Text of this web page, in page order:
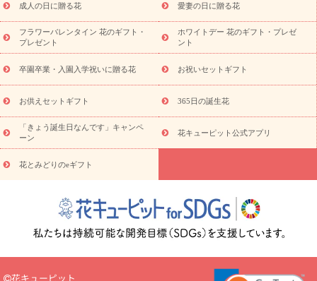
蘭・花鉢
ミディ胡蝶蘭・お祝い ミディ胡蝶蘭・お供え
の青色胡蝶蘭
観葉植物 観葉植物 産直多肉植物
プリザーブ
ドフラワー
お祝い お供え・お悔やみ 花とセットギフト
ミオーダー
プチギフト（hanamore -ハナモア-）
花とみどりの
eギフト
花キューピットのeGfit カラー ピンク
レンジ
レッド お花の種類 バラ ユリ トルコキキョウ
予
算から探す
お祝い お祝い・3000円～ お祝い・
お祝い・5000円～ お祝い・7000円～ お祝い・10000円～
お供え・お悔やみ
お供え・お悔やみ・3000円～
お供え・お
悔やみ・5000円～ お供え・お悔やみ・7000円～
お供え・お悔
やみ・10000円～
365日の誕生花カレンダー
開店・開業祝
お祝いを贈るときのマナー・
花キューピットのお祝いコラム一覧
誕生日のお花を「色
彩心理学」で選ぶ方法
結婚祝いの予算相場
出産祝いお役立ち情
転職祝いのマナー基礎知識
ペットのお祝いワンポイントアド
バイス
スタンド花（フラスタ）のマナー
お見舞いのマナーとル
お祝い花のマナー総まとめ
成人の日に贈る花 愛妻の日に贈る花
フラワーバレンタイン 花のギフト・
プレゼント
ホワイトデー 花のギフト・プレゼ
ント
卒園卒業・入園入学祝いに贈る花 お祝いセットギフト
お供えセットギフト 365日の誕生花
「きょう誕生日なんです」キャンペ
ーン
花キューピット公式アプリ
花とみどりのeギフト
花キューピット